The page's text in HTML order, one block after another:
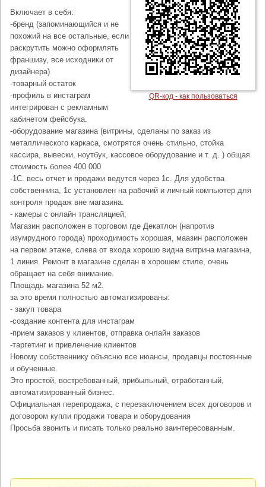
QR-код - как пользоваться
Включает в себя:
-бренд (запоминающийся и не
похожий на все остальные, если
раскрутить можно оформлять
франшизу, все исходники от
дизайнера)
-товарный остаток
-профиль в инстаграм
интегрирован с рекламным
кабинетом фейсбука.
-оборудование магазина (витрины, сделаны по заказ из
металлического каркаса, смотрятся очень стильно, стойка
кассира, вывески, ноутбук, кассовое оборудование и т. д. ) общая
стоимость более 400 000
-1С. весь отчет и продажи ведутся через 1с. Для удобства
собственника, 1с установлен на рабочий и личный компьютер для
контроля продаж вне магазина.
- камеры с онлайн трансляцией;
Магазин расположен в торговом где Декатлон (напротив
изумрудного города) проходимость хорошая, маазин расположен
на первом этаже, слева от входа хорошо видна витрина магазина,
1 линия. Ремонт в магазине сделан в хорошем стиле, очень
обращает на себя внимание.
Площадь магазина 52 м2.
за это время полностью автоматизированы:
- закуп товара
-создание контента для инстаграм
-прием заказов у клиентов, отправка онлайн заказов
-таргетинг и привлечение клиентов
Новому собственнику объясню все нюансы, продавцы постоянные
и обученные.
Это простой, востребованный, прибыльный, отработанный,
автоматизированный бизнес.
Официальная перепродажа, с перезаключением всех договоров и
договором купли продажи товара и оборудования
Просьба звонить и писать только реально заинтересованным.